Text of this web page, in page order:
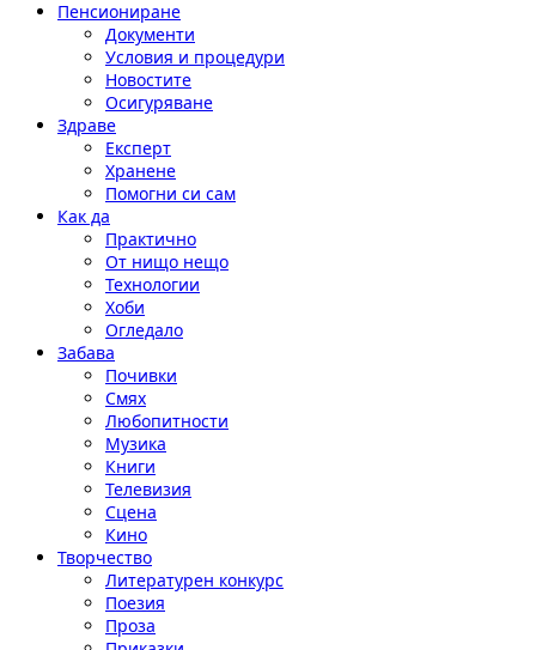
Пенсиониране
Документи
Условия и процедури
Новостите
Осигуряване
Здраве
Експерт
Хранене
Помогни си сам
Как да
Практично
От нищо нещо
Технологии
Хоби
Огледало
Забава
Почивки
Смях
Любопитности
Музика
Книги
Телевизия
Сцена
Кино
Творчество
Литературен конкурс
Поезия
Проза